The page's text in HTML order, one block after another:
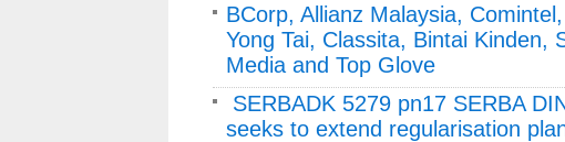
BCorp, Allianz Malaysia,
Yong Tai, Classita, Bintai Kinden,
Media and Top Glove
SERBADK 5279 pn17 SERBA
seeks to extend regularisation